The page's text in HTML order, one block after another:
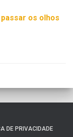
os olhos
DE PRIVACIDADE